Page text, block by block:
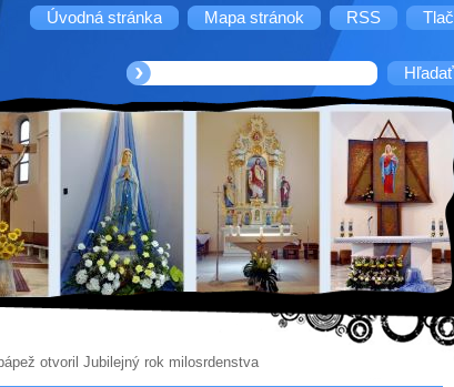
Úvodná stránka Mapa stránok RSS Tlač
otvoril Jubilejný rok milosrdenstva